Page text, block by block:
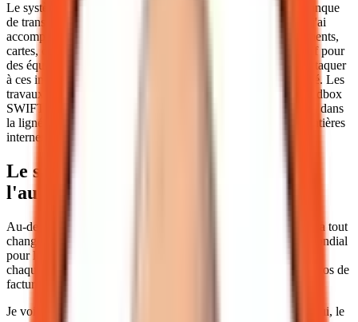
Le système SWIFT, bien qu'éprouvé, reste souvent lent et manque
de transparence sur les frais intermédiaires. Dans les cas que j'ai
accompagnés, la gestion de plusieurs rails de paiement (virements,
cartes, comptes locaux) devient vite un casse-tête administratif pour
des équipes finance limitées. L'euro numérique promet de s'attaquer
à ces inefficacités en proposant un standard unique et simplifié. Les
travaux d'interopérabilité transfrontalière incluent le projet sandbox
SWIFT visant à relier les MNBC et les systèmes de paiement, dans
la lignée de l'objectif d'une monnaie utilisable au-delà des frontières
internes.
Le saut technologique : ISO 20022 et
l'automatisation du rapprochement
Au-delà de la monnaie elle-même, c'est le langage utilisé qui va tout
changer. La norme ISO 20022
s'impose comme le standard mondial
pour les messages financiers. Pour une PME, cela signifie que
chaque paiement pourra transporter des données riches : numéros de
facture, détails de commande, informations de conformité.
Je vois là une opportunité majeure d'automatisation. Aujourd'hui, le